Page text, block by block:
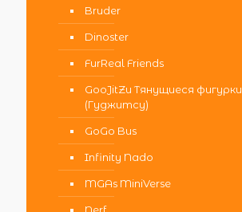
Bruder
Dinoster
FurReal Friends
GooJitZu Тянущиеся фигурки
(Гуджитсу)
GoGo Bus
Infinity Nado
MGAs MiniVerse